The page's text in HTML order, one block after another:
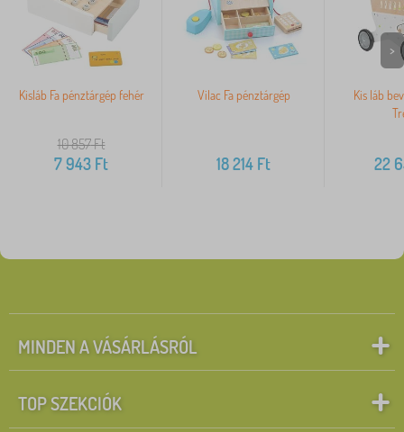
Kisláb Fa pénztárgép fehér
10 857Ft
7 943 Ft
Vilac Fa pénztárgép
18 214 Ft
Kis láb
22
>
MINDEN A VÁSÁRLÁSRÓL
TOP SZEKCIÓK